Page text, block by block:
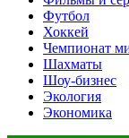
Футбол
Хоккей
Чемпионат
Шахматы
Шоу-бизнес
Экология
Экономика